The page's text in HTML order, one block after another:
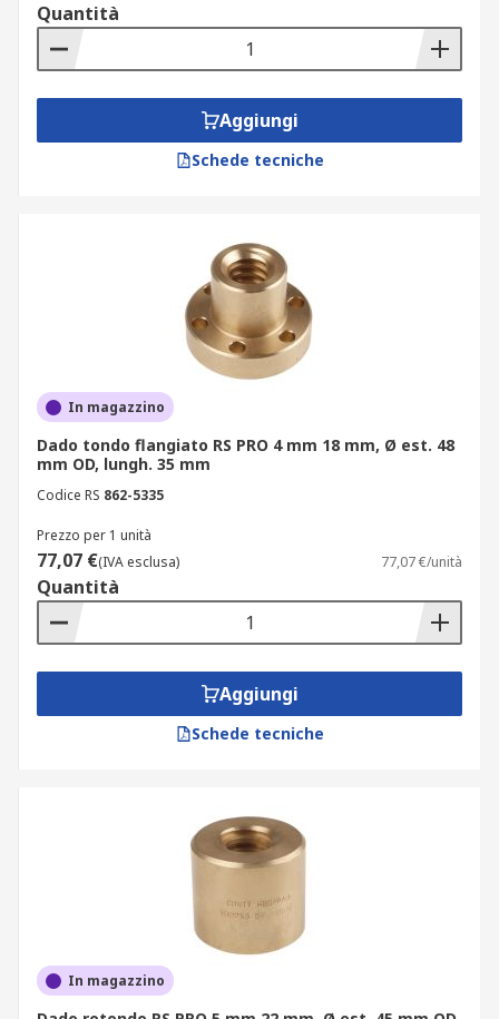
Quantità
Aggiungi
Schede tecniche
In magazzino
Dado tondo flangiato RS PRO 4 mm 18 mm, Ø est. 48
mm OD, lungh. 35 mm
Codice RS 862-5335
Prezzo per 1 unità
77,07 €(IVA esclusa) 77,07 €/unità
Quantità
Aggiungi
Schede tecniche
In magazzino